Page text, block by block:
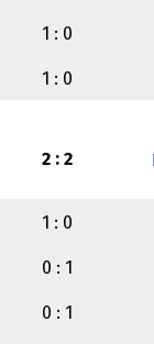
1 : 0
1 : 0
2 : 2
1 : 0
0 : 1
0 : 1